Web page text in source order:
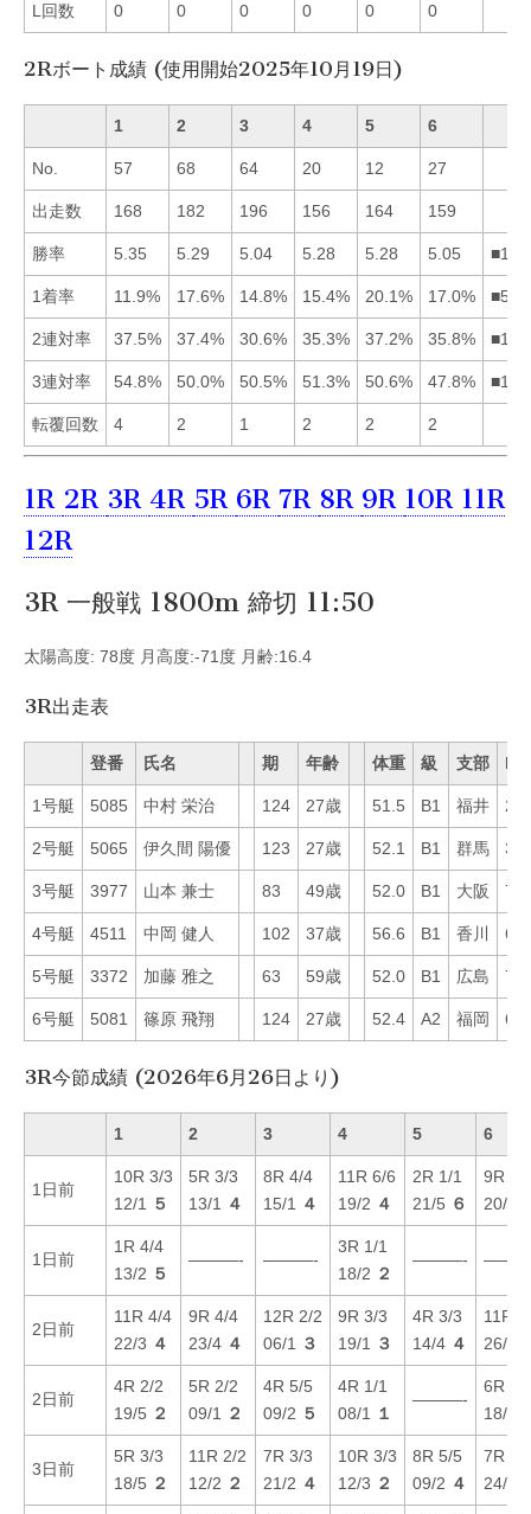
L回数 0 0 0 0 0 0
2Rボート成績 (使用開始2025年10月19日)
1 2 3 4 5 6
No. 57 68 64 20 12 27
出走数 168 182 196 156 164 159
勝率 5.35 5.29 5.04 5.28 5.28 5.05
1着率 11.9% 17.6% 14.8% 15.4% 20.1% 17.0%
2連対率 37.5% 37.4% 30.6% 35.3% 37.2% 35.8%
3連対率 54.8% 50.0% 50.5% 51.3% 50.6% 47.8%
転覆回数 4 2 1 2 2 2
1R 2R 3R 4R 5R 6R 7R 8R 9R 10R 11R
12R
3R 一般戦 1800m 締切 11:50
太陽高度: 78度 月高度:-71度 月齢:16.4
3R出走表
登番 氏名 期 年齢 体重 級 支部 Mo
1号艇 5085 中村 栄治 124 27歳 51.5 B1 福井 21
2号艇 5065 伊久間 陽優 123 27歳 52.1 B1 群馬 32
3号艇 3977 山本 兼士 83 49歳 52.0 B1 大阪 75
4号艇 4511 中岡 健人 102 37歳 56.6 B1 香川 60
5号艇 3372 加藤 雅之 63 59歳 52.0 B1 広島 76
6号艇 5081 篠原 飛翔 124 27歳 52.4 A2 福岡 68
3R今節成績 (2026年6月26日より)
1 2 3 4 5 6
1日前
10R 3/3
12/1
５
5R 3/3
13/1
４
8R 4/4
15/1
４
11R 6/6
19/2 ４
2R 1/1
21/5 ６
9R 1/
20/3
1日前
1R 4/4
13/2 ５
———- ———-
3R 1/1
18/2 ２
———-
2日前
11R 4/4
22/3 ４
9R 4/4
23/4 ４
12R 2/2
06/1
３
9R 3/3
19/1
３
4R 3/3
14/4 ４
11R
26/6
2日前
4R 2/2
19/5 ２
5R 2/2
09/1
２
4R 5/5
09/2 ５
4R 1/1
08/1
１
———-
6R 5/
18/2
3日前
5R 3/3
18/5 ２
11R 2/2
12/2 ２
7R 3/3
21/2 ４
10R 3/3
12/3 ２
8R 5/5
09/2 ４
7R 2/
24/3